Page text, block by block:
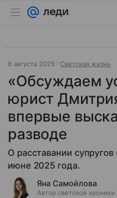
8 августа 2025 Светская жизнь
«Обсуждаем
юрист
впервые
разводе
О расставании супругов
июне 2025 года.
Яна Самойлова
Автор светской хроники